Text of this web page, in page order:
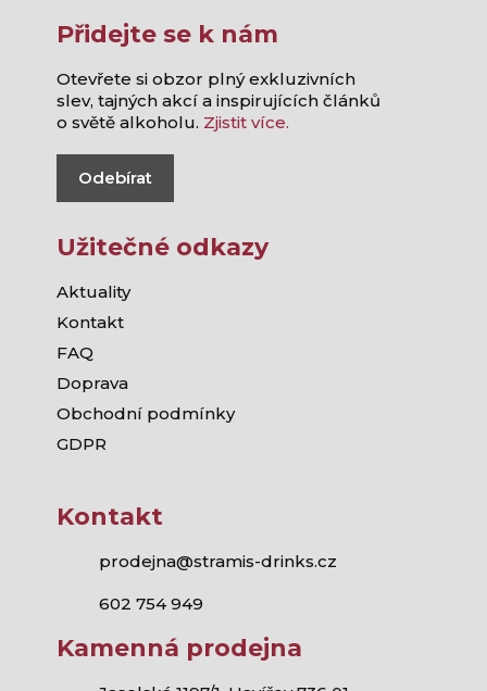
Přidejte se k nám
Otevřete si obzor plný exkluzivních
slev, tajných akcí a inspirujících článků
o světě alkoholu. Zjistit více.
Odebírat
Užitečné odkazy
Aktuality
Kontakt
FAQ
Doprava
Obchodní podmínky
GDPR
Kontakt
prodejna@stramis-drinks.cz
602 754 949
Kamenná prodejna